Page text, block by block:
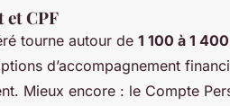
et CPF
tourne autour de 1 100 à 1
d’accompagnement
Mieux encore : le Compte